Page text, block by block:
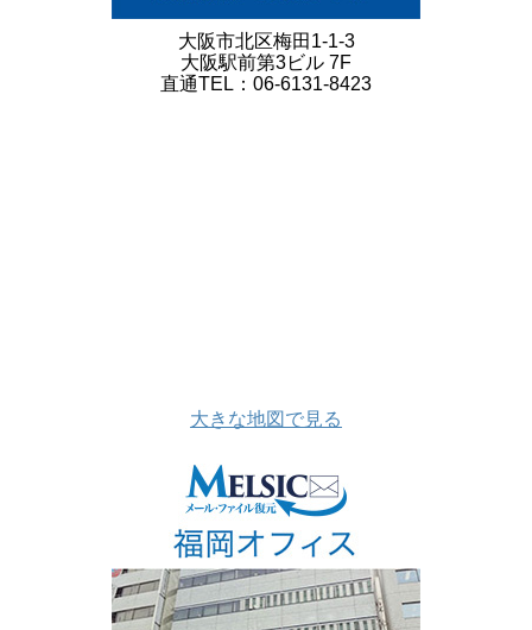
大阪市北区梅田1-1-3
大阪駅前第3ビル 7F
直通TEL：06-6131-8423
大きな地図で見る